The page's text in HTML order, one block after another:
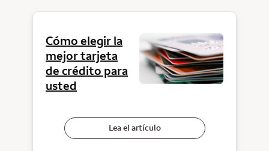
Cómo elegir la
mejor tarjeta
de crédito para
usted
Lea el artículo